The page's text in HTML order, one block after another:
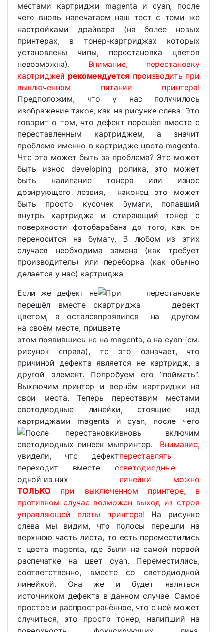
местами картриджи magenta и cyan, после
чего вновь напечатаем наш тест с теми же
настройками драйвера (на более новых
принтерах, в тонер-картриджах которых
установлены чипы, перестановка цветов
невозможна). Внимание, перестановку
картриджей рекомендуется производить при
выключенном питании принтера!
Предположим, что у нас получилось
изображение такое, как на рисунке слева. Это
говорит о том, что дефект перешёл вместе с
переставленным картриджем, а значит
проблема именно в картридже цвета magenta.
Что это может быть за проблема? Это может
быть износ developing ролика, это может
быть налипание тонера или износ
дозирующего лезвия, наконец это может
быть просто кусочек бумаги, попавший
внутрь картриджа и стирающий тонер с
поверхности фотобарабана до того, как он
переносится на бумагу. В любом из этих
случаев необходима замена (как требует
производитель) или переборка (как обычно
делается у нас) картриджа.
Если же дефект не
перешёл вместе с
цветом, а остался
на своём месте, при
этом появившись не на magenta, а на cyan (см.
рисунок справа), то это означает, что
причиной дефекта является не картридж, а
другой элемент. Попробуем его "поймать".
Выключим принтер и вернём картриджи на
свои места. Теперь переставим местами
светодиодные линейки, стоящие над
картриджами magenta и cyan, после чего
вновь включим
принтер. Внимание,
переставлять
светодиодные
линейки можно
ТОЛЬКО при выключенном принтере, в
противном случае возможен выход из строя
управляющей платы принтера! На рисунке
слева мы видим, что полосы перешли на
верхнюю часть листа, то есть переместились
с цвета magenta, где были на самой первой
распечатке на цвет cyan. Переместились,
соответственно, вместе со светодиодной
линейкой. Она же и будет являться
источником дефекта в данном случае. Самое
простое и распространённое, что с ней может
случиться, это просто тонер, налипший на